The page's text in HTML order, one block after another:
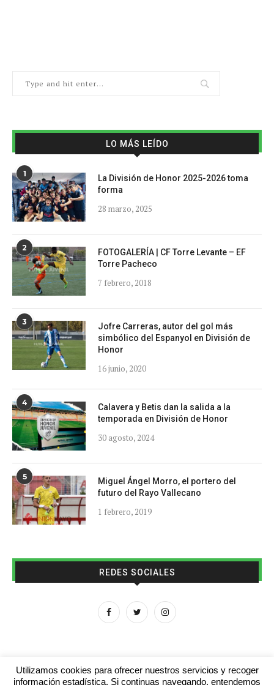
LO MÁS LEÍDO
1
La División de Honor 2025-2026 toma
forma
28 marzo, 2025
2
FOTOGALERÍA | CF Torre Levante – EF
Torre Pacheco
7 febrero, 2018
3
Jofre Carreras, autor del gol más
simbólico del Espanyol en División de
Honor
16 junio, 2020
4
Calavera y Betis dan la salida a la
temporada en División de Honor
30 agosto, 2024
5
Miguel Ángel Morro, el portero del
futuro del Rayo Vallecano
1 febrero, 2019
REDES SOCIALES
Utilizamos cookies para ofrecer nuestros servicios y recoger
información estadística. Si continuas navegando, entendemos